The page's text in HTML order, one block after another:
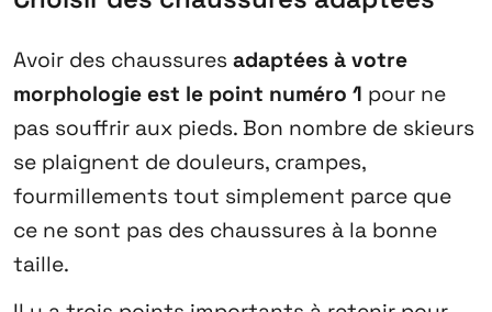
Avoir des chaussures adaptées à votre
morphologie est le point numéro 1 pour ne
pas souffrir aux pieds. Bon nombre de skieurs
se plaignent de douleurs, crampes,
fourmillements tout simplement parce que
ce ne sont pas des chaussures à la bonne
taille.